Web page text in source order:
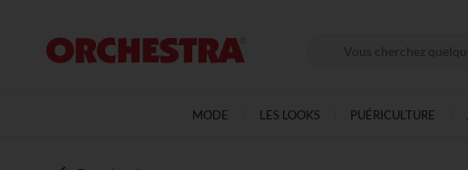
MODE LES LOOKS PUÉRICULTURE